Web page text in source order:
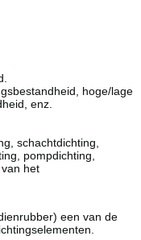
hoge/lage
enz.
schachtdichting,
pompdichting,
het
een van de